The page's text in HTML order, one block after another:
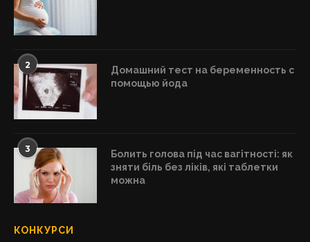
2
Домашний тест на беременность с
помощью йода
3
Болить голова під час вагітності: як
зняти біль без ліків, які таблетки
можна
КОНКУРСИ